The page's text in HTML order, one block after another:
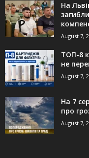
На
August 7,
ТОП-8
не
August 7,
На 7
про
August 7,